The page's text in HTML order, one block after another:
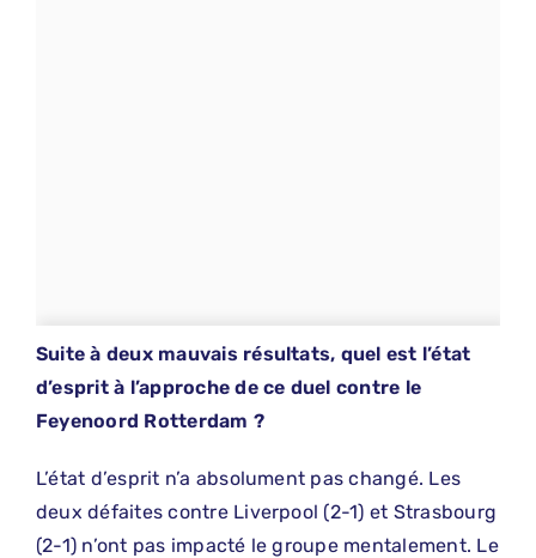
Suite à deux mauvais résultats, quel est l’état
d’esprit à l’approche de ce duel contre le
Feyenoord Rotterdam ?
L’état d’esprit n’a absolument pas changé. Les
deux défaites contre Liverpool (2-1) et Strasbourg
(2-1) n’ont pas impacté le groupe mentalement. Le